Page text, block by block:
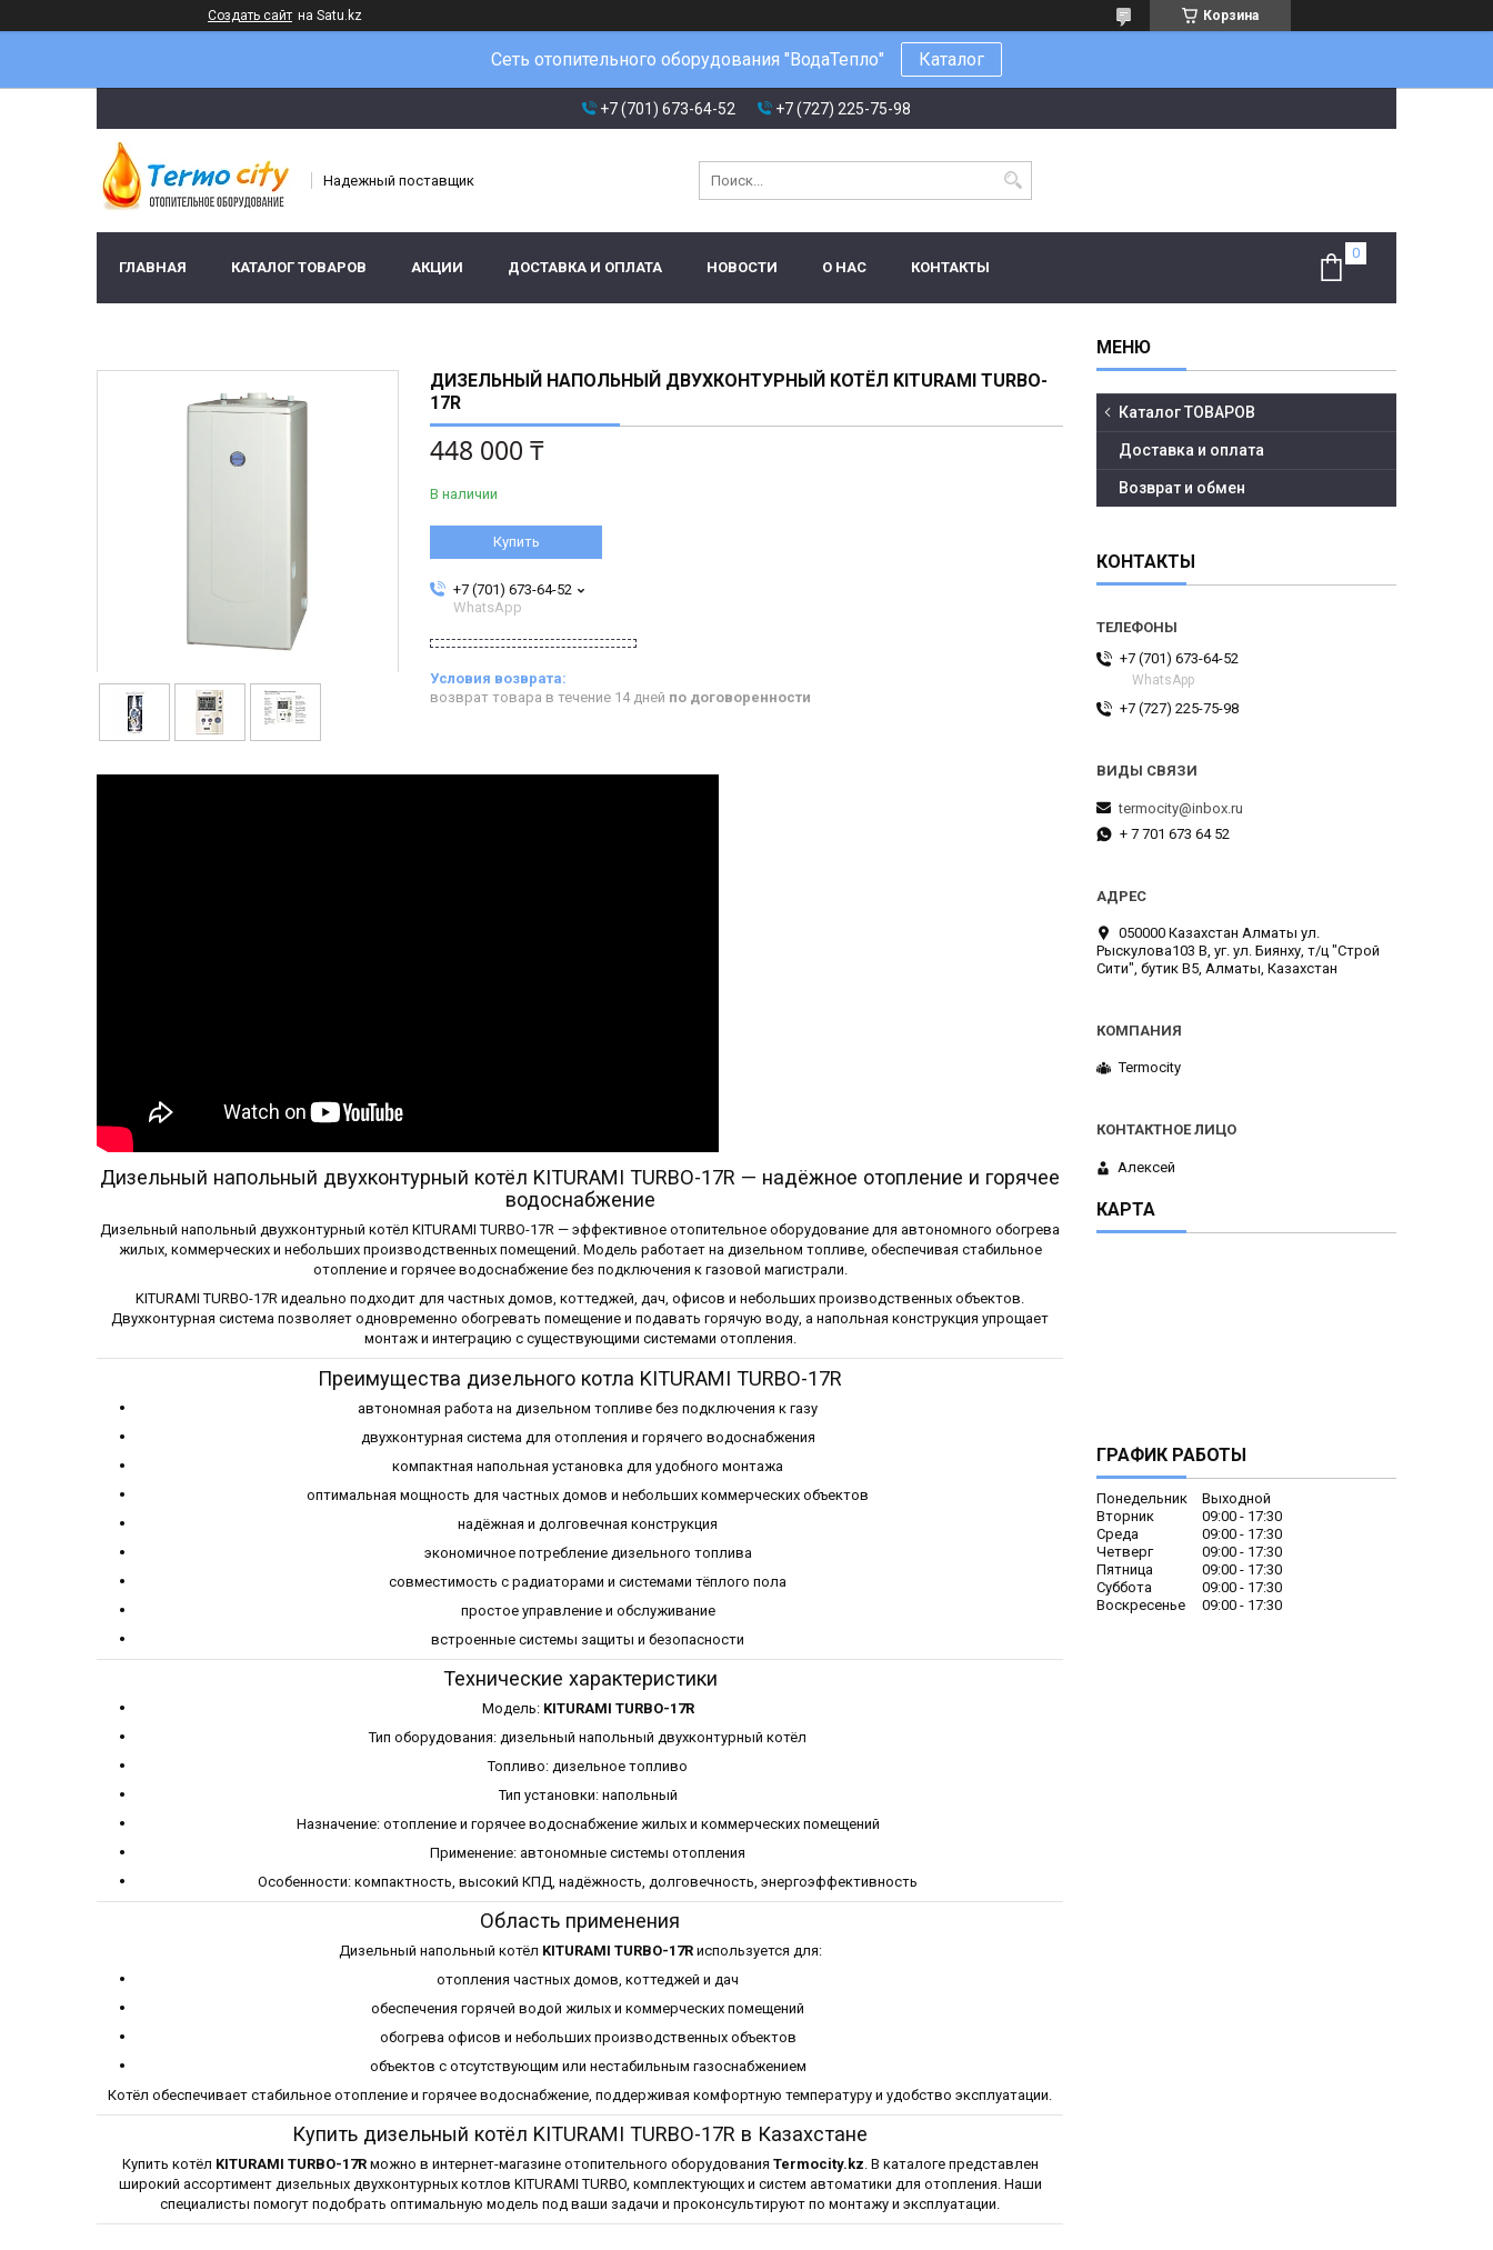
Создать сайт на Satu.kz Корзина
Сеть отопительного оборудования "ВодаТепло" Каталог
+7 (701) 673-64-52 +7 (727) 225-75-98
Надежный поставщик
ГЛАВНАЯ КАТАЛОГ ТОВАРОВ АКЦИИ ДОСТАВКА И ОПЛАТА НОВОСТИ О НАС КОНТАКТЫ
ДИЗЕЛЬНЫЙ НАПОЛЬНЫЙ ДВУХКОНТУРНЫЙ КОТЁЛ KITURAMI TURBO-
17R
448 000 ₸
В наличии
Купить
+7 (701) 673-64-52
WhatsApp
возврат товара в течение 14 дней по договоренности
Дизельный напольный двухконтурный котёл KITURAMI TURBO-17R — надёжное отопление и горячее
водоснабжение
Дизельный напольный двухконтурный котёл KITURAMI TURBO-17R — эффективное отопительное оборудование для автономного обогрева
жилых, коммерческих и небольших производственных помещений. Модель работает на дизельном топливе, обеспечивая стабильное
отопление и горячее водоснабжение без подключения к газовой магистрали.
KITURAMI TURBO-17R идеально подходит для частных домов, коттеджей, дач, офисов и небольших производственных объектов.
Двухконтурная система позволяет одновременно обогревать помещение и подавать горячую воду, а напольная конструкция упрощает
монтаж и интеграцию с существующими системами отопления.
Преимущества дизельного котла KITURAMI TURBO-17R
автономная работа на дизельном топливе без подключения к газу
двухконтурная система для отопления и горячего водоснабжения
компактная напольная установка для удобного монтажа
оптимальная мощность для частных домов и небольших коммерческих объектов
надёжная и долговечная конструкция
экономичное потребление дизельного топлива
совместимость с радиаторами и системами тёплого пола
простое управление и обслуживание
встроенные системы защиты и безопасности
Технические характеристики
Модель: KITURAMI TURBO-17R
Тип оборудования: дизельный напольный двухконтурный котёл
Топливо: дизельное топливо
Тип установки: напольный
Назначение: отопление и горячее водоснабжение жилых и коммерческих помещений
Применение: автономные системы отопления
Особенности: компактность, высокий КПД, надёжность, долговечность, энергоэффективность
Область применения
Дизельный напольный котёл KITURAMI TURBO-17Rиспользуется для:
отопления частных домов, коттеджей и дач
обеспечения горячей водой жилых и коммерческих помещений
обогрева офисов и небольших производственных объектов
объектов с отсутствующим или нестабильным газоснабжением
Котёл обеспечивает стабильное отопление и горячее водоснабжение, поддерживая комфортную температуру и удобство эксплуатации.
Купить дизельный котёл KITURAMI TURBO-17R в Казахстане
Купить котёл KITURAMI TURBO-17Rможно в интернет-магазине отопительного оборудования Termocity.kz. В каталоге представлен
широкий ассортимент дизельных двухконтурных котлов KITURAMI TURBO, комплектующих и систем автоматики для отопления. Наши
специалисты помогут подобрать оптимальную модель под ваши задачи и проконсультируют по монтажу и эксплуатации.
Каталог ТОВАРОВ
Доставка и оплата
Возврат и обмен
КОНТАКТЫ
+7 (701) 673-64-52
WhatsApp
+7 (727) 225-75-98
termocity@inbox.ru
+ 7 701 673 64 52
050000 Казахстан Алматы ул.
Рыскулова103 В, уг. ул. Биянху, т/ц "Строй
Сити", бутик В5, Алматы, Казахстан
Termocity
Алексей
КАРТА
ГРАФИК РАБОТЫ
Понедельник
Выходной
Вторник
09:00
17:30
Среда
09:00
17:30
Четверг
09:00
17:30
Пятница
09:00
17:30
Суббота
09:00
17:30
Воскресенье
09:00 17:30